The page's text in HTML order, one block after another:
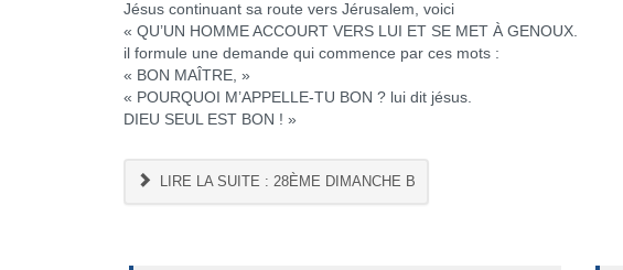
Jésus continuant sa route vers Jérusalem, voici
« QU’UN HOMME ACCOURT VERS LUI ET SE MET À GENOUX.
il formule une demande qui commence par ces mots :
« BON MAÎTRE, »
« POURQUOI M’APPELLE-TU BON ? lui dit jésus.
DIEU SEUL EST BON ! »
LIRE LA SUITE : 28ÈME DIMANCHE B